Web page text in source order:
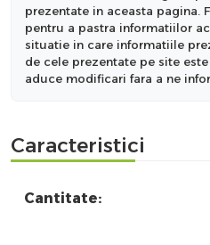
prezentate in aceasta pagina.
pentru a pastra informatiilor
situatie in care informatiile
de cele prezentate pe site
aduce modificari fara a ne
Caracteristici
Cantitate: